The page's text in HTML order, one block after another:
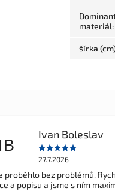
materiál:
šírka
IB
Ivan Boleslav
27.7.2026
proběhlo bez problémů.
a popisu a jsme s ním